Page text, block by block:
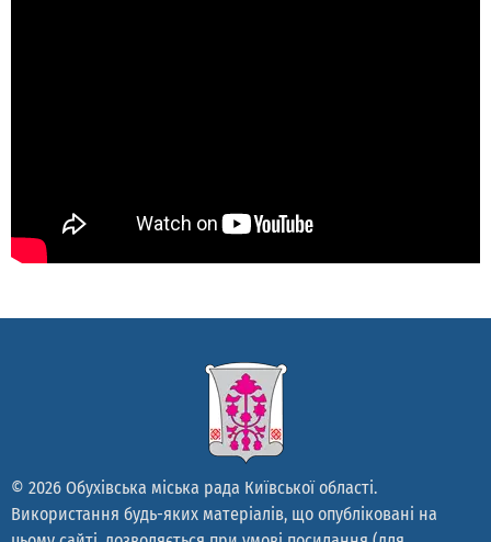
© 2026 Обухівська міська рада Київської області.
Використання будь-яких матеріалів, що опубліковані на